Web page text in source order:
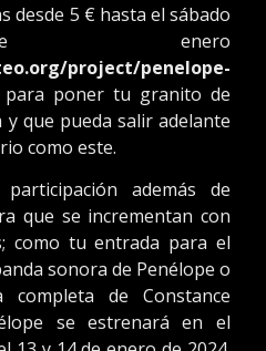
desde 5 € hasta el sábado
project/penelope-
para poner tu granito de
que pueda salir adelante
como este.
además de
que se incrementan con
como tu entrada para el
sonora de Penélope o
de Constance
se estrenará en el